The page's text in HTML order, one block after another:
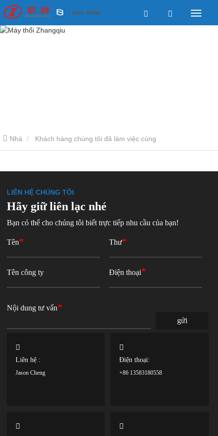
Nhà Khách hàng chúng tôi đã làm việc cùng
LIÊN HỆ CHÚNG TÔI
Hãy giữ liên lạc nhé
Bạn có thể cho chúng tôi biết trực tiếp nhu cầu của bạn!
Tên Thư
Tên công ty Điện thoại
Nội dung tư vấn
gửi
Liên hệ :
Jason Cheng
Điện thoại:
+86 13583180558